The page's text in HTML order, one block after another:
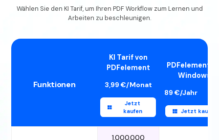
Wählen Sie den KI Tarif, um Ihren PDF Workflow zum Lernen und
Arbeiten zu beschleunigen.
Funktionen
KI Tarif von
PDFelement
Jetzt
kaufen
PDFelement
Windows
Jetzt kaufen
1.000.000